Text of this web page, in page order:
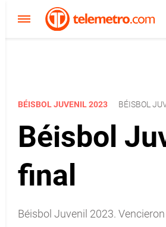
BÉISBOL JUVENIL 2023 BÉISBOL
Béisbol
final
Béisbol Juvenil 2023.